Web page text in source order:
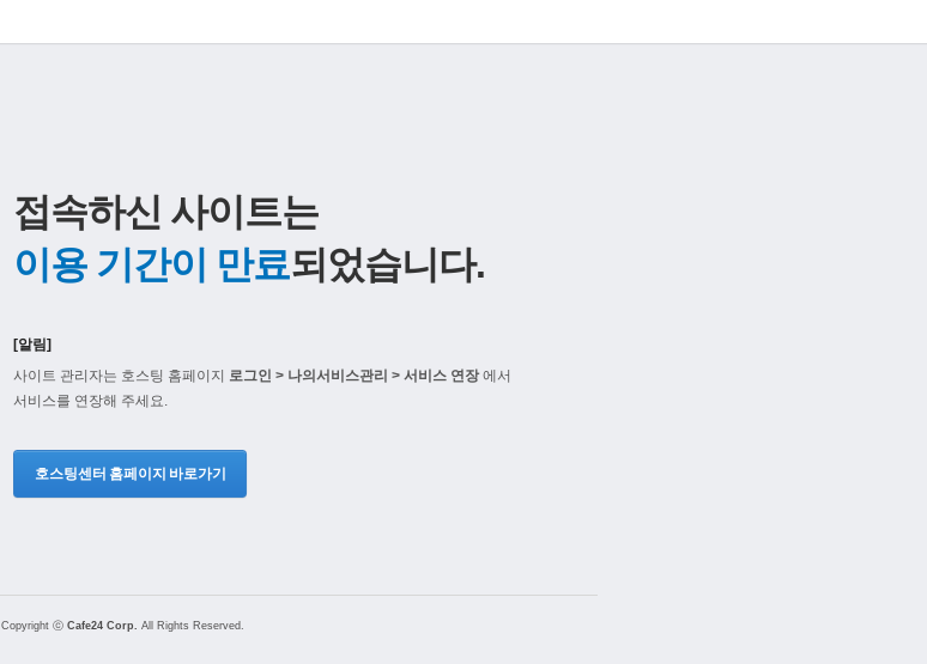
접속하신 사이트는
이용 기간이 만료되었습니다.
[알림]
사이트 관리자는 호스팅 홈페이지 로그인 > 나의서비스관리 > 서비스 연장에서
서비스를 연장해 주세요.
호스팅센터 홈페이지 바로가기
Copyright ⓒ Cafe24 Corp. All Rights Reserved.